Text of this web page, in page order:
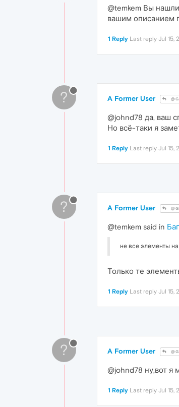
@temkem Вы
вашим описанием
1 Reply Last reply Jul 15,
? A Former User
@johnd78 да, ваш
Но всё-таки я
1 Reply Last reply Jul 15,
? A Former User
@temkem said in
не все элементы
Только те
1 Reply Last reply Jul 15,
? A Former User
@johnd78 ну,вот я
1 Reply Last reply Jul 15,